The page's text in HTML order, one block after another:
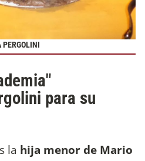
para su
la hija menor de Mario